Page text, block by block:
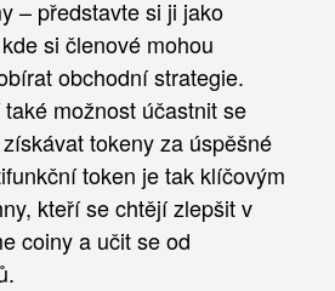
– představte si ji jako
si členové mohou
obchodní strategie.
možnost účastnit se
tokeny za úspěšné
token je tak klíčovým
kteří se chtějí zlepšit v
coiny a učit se od